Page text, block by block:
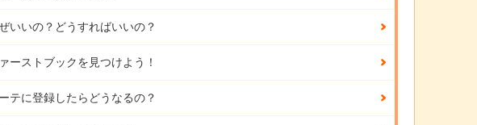
いいの？どうすればいいの？
ーストブックを見つけよう！
テに登録したらどうなるの？